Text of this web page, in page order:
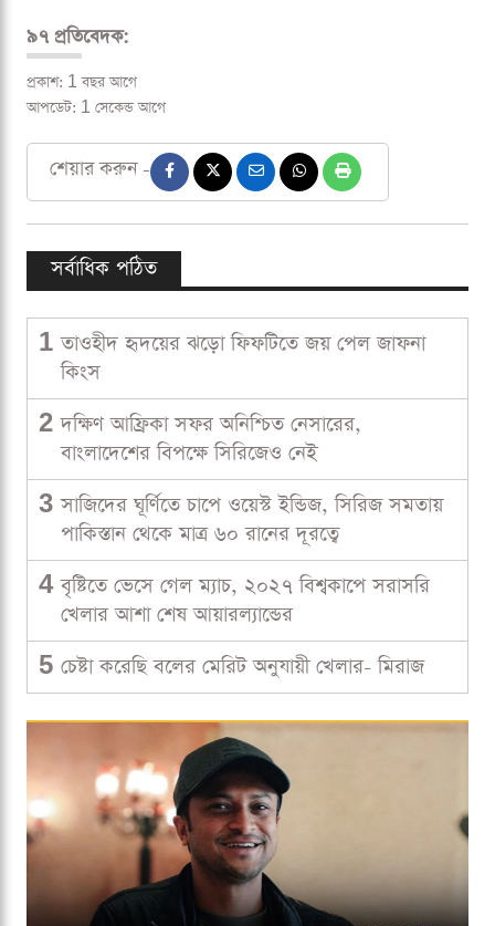
৯৭ প্রতিবেদক:
প্রকাশ: 1 বছর আগে
আপডেট: 1 সেকেন্ড আগে
শেয়ার করুন -
সর্বাধিক পঠিত
1 তাওহীদ হৃদয়ের ঝড়ো ফিফটিতে জয় পেল জাফনা
কিংস
2 দক্ষিণ আফ্রিকা সফর অনিশ্চিত নেসারের,
বাংলাদেশের বিপক্ষে সিরিজেও নেই
3 সাজিদের ঘূর্ণিতে চাপে ওয়েস্ট ইন্ডিজ, সিরিজ সমতায়
পাকিস্তান থেকে মাত্র ৬০ রানের দূরত্বে
4 বৃষ্টিতে ভেসে গেল ম্যাচ, ২০২৭ বিশ্বকাপে সরাসরি
খেলার আশা শেষ আয়ারল্যান্ডের
5 চেষ্টা করেছি বলের মেরিট অনুযায়ী খেলার- মিরাজ